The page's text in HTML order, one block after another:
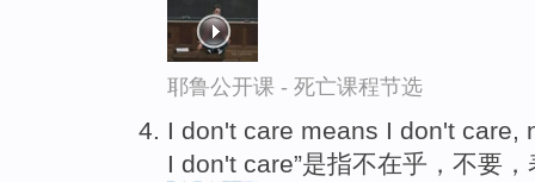
耶鲁公开课 - 死亡课程节选
I don't care means I don't care,
I don't care”是指不在乎，不要